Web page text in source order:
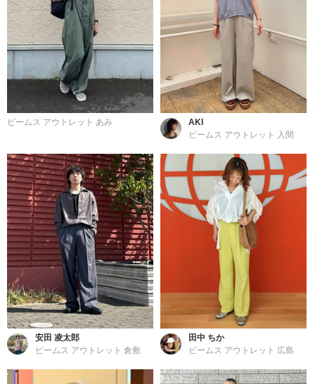
ビームス アウトレット あみ
AKI
ビームス アウトレット 入間
安田 凌太郎
ビームス アウトレット 倉敷
田中 ちか
ビームス アウトレット 広島